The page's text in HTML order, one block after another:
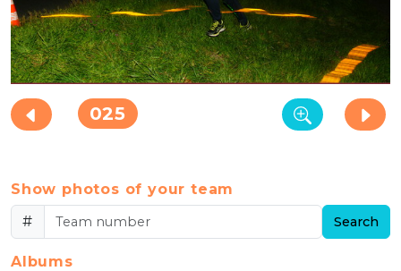
025
Show photos of your team
#
Search
Albums